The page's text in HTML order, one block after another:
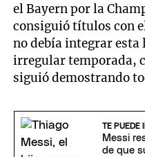
el Bayern por la
consiguió títulos con
no debía integrar esta
irregular temporada,
siguió demostrando
TE PUEDE
Messi
de que